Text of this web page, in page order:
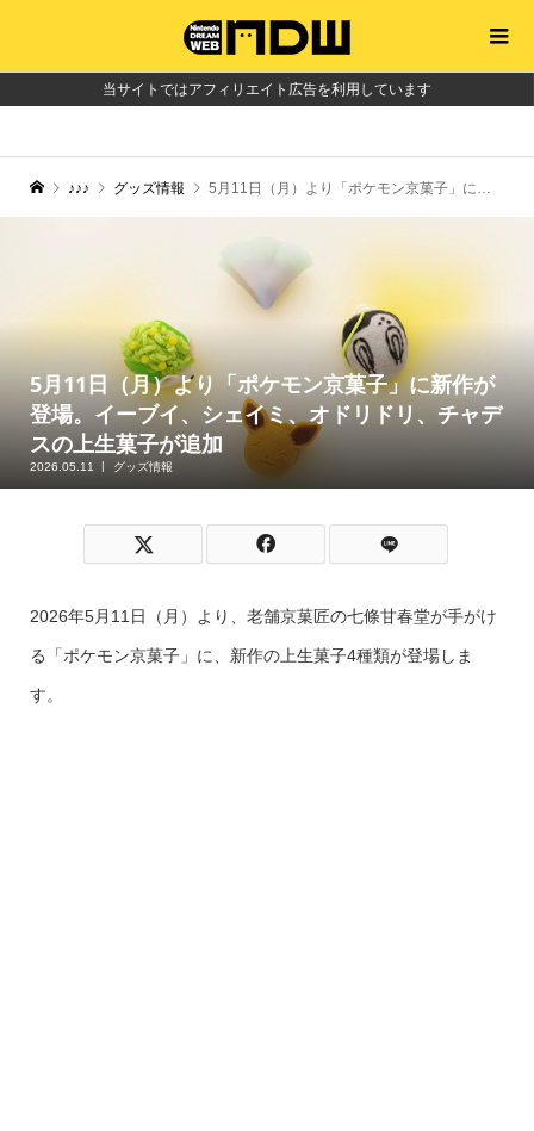
当サイトではアフィリエイト広告を利用しています
♪♪♪ グッズ情報 5月11日（月）より「ポケモン京菓子」に新作が登場。イーブイ、シェイミ、オドリドリ、チャデスの上生菓子が追加
5月11日（月）より「ポケモン京菓子」に新作が
登場。イーブイ、シェイミ、オドリドリ、チャデ
スの上生菓子が追加
2026.05.11 グッズ情報
2026年5月11日（月）より、老舗京菓匠の七條甘春堂が手がけ
る「ポケモン京菓子」に、新作の上生菓子4種類が登場しま
す。